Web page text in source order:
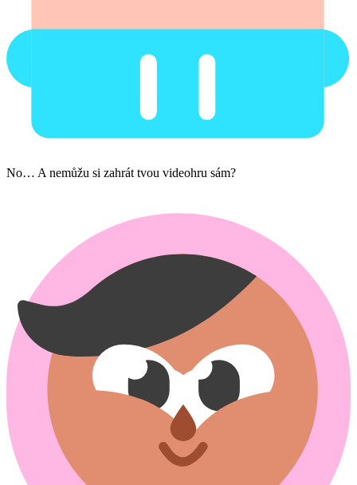
No… A nemůžu si zahrát tvou videohru sám?